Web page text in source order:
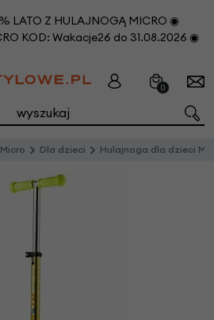
LATO Z HULAJNOGĄ MICRO ◉
KOD: Wakacje26 do 31.08.2026 ◉
0
Dla dzieci Hulajnoga dla dzieci Micro Maxi Deluxe Żółta